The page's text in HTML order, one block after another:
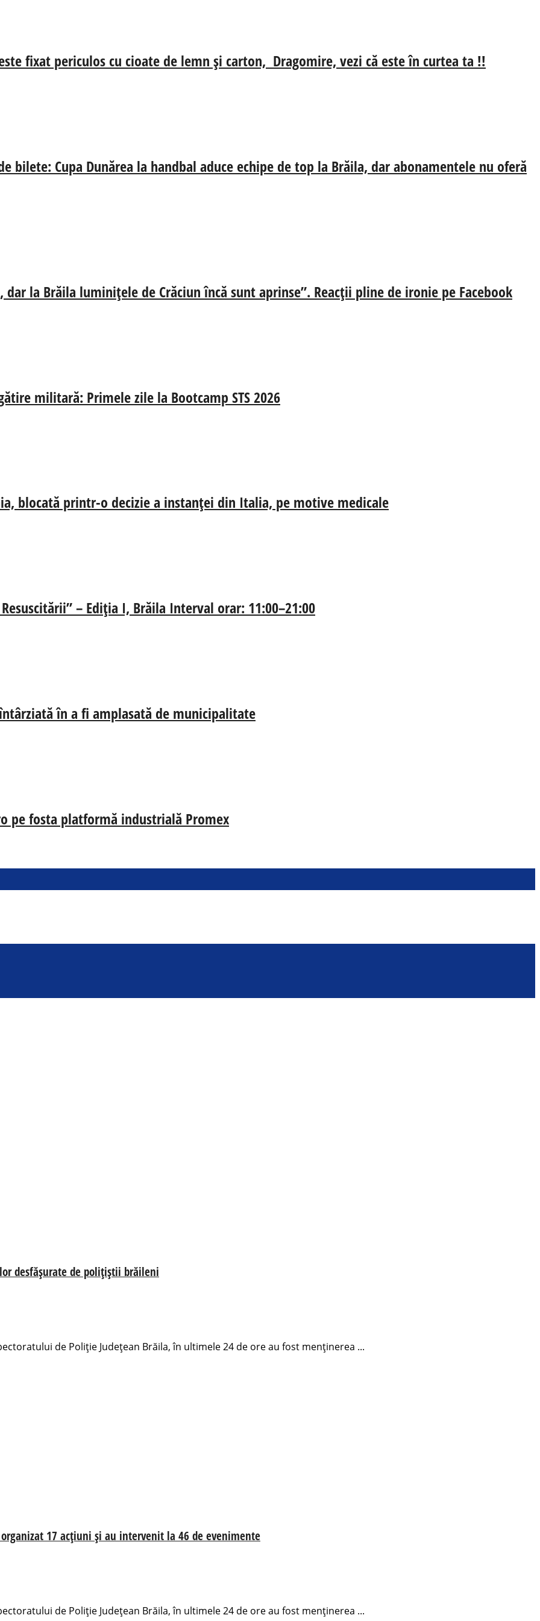
fixat periculos cu cioate de lemn și carton, Dragomire, vezi că este în curtea ta !!
bilete: Cupa Dunărea la handbal aduce echipe de top la Brăila, dar abonamentele nu oferă
dar la Brăila luminițele de Crăciun încă sunt aprinse”. Reacții pline de ironie pe Facebook
militară: Primele zile la Bootcamp STS 2026
blocată printr-o decizie a instanței din Italia, pe motive medicale
– Ediția I, Brăila Interval orar: 11:00–21:00
în a fi amplasată de municipalitate
pe fosta platformă industrială Promex
desfășurate de polițiștii brăileni
de Poliție Județean Brăila, în ultimele 24 de ore au fost menținerea ...
17 acțiuni și au intervenit la 46 de evenimente
de Poliție Județean Brăila, în ultimele 24 de ore au fost menținerea ...